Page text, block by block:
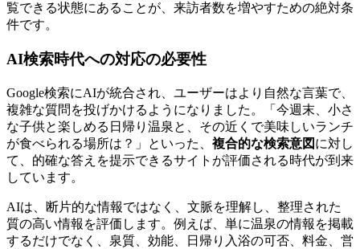
覧できる状態にあることが、来訪者数を増やすための絶対条
件です。
AI検索時代への対応の必要性
Google検索にAIが統合され、ユーザーはより自然な言葉で、
複雑な質問を投げかけるようになりました。「今週末、小さ
な子供と楽しめる日帰り温泉と、その近くで美味しいランチ
が食べられる場所は？」といった、 複合的な検索意図 に対し
て、的確な答えを提示できるサイトが評価される時代が到来
しています。
AIは、断片的な情報ではなく、文脈を理解し、整理された
質の高い情報を評価します。例えば、単に温泉の情報を掲載
するだけでなく、泉質、効能、日帰り入浴の可否、料金、営